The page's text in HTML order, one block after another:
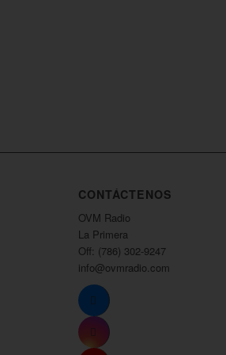
CONTÁCTENOS
OVM Radio
La Primera
Off: (786) 302-9247
info@ovmradio.com